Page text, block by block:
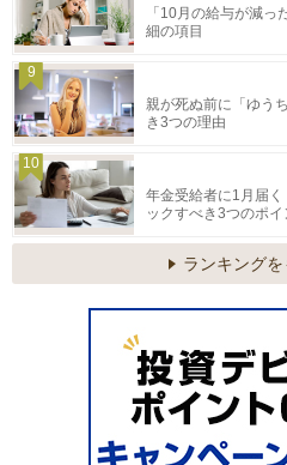
「10月の給与が減
細の項目
9
親が死ぬ前に「ゆう
き3つの理由
10
年金受給者に1月届
ックすべき3つのポイ
ランキング